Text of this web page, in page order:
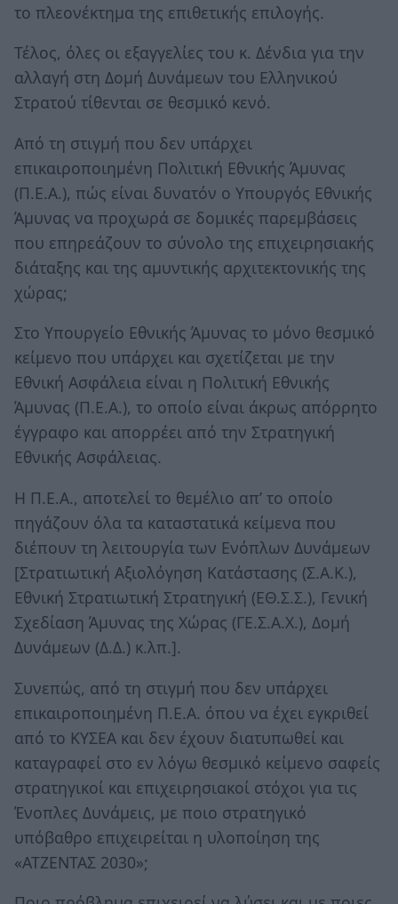
το πλεονέκτημα της επιθετικής επιλογής.
Τέλος, όλες οι εξαγγελίες του κ. Δένδια για την
αλλαγή στη Δομή Δυνάμεων του Ελληνικού
Στρατού τίθενται σε θεσμικό κενό.
Από τη στιγμή που δεν υπάρχει
επικαιροποιημένη Πολιτική Εθνικής Άμυνας
(Π.Ε.Α.), πώς είναι δυνατόν ο Υπουργός Εθνικής
Άμυνας να προχωρά σε δομικές παρεμβάσεις
που επηρεάζουν το σύνολο της επιχειρησιακής
διάταξης και της αμυντικής αρχιτεκτονικής της
χώρας;
Στο Υπουργείο Εθνικής Άμυνας το μόνο θεσμικό
κείμενο που υπάρχει και σχετίζεται με την
Εθνική Ασφάλεια είναι η Πολιτική Εθνικής
Άμυνας (Π.Ε.Α.), το οποίο είναι άκρως απόρρητο
έγγραφο και απορρέει από την Στρατηγική
Εθνικής Ασφάλειας.
Η Π.Ε.Α., αποτελεί το θεμέλιο απ’ το οποίο
πηγάζουν όλα τα καταστατικά κείμενα που
διέπουν τη λειτουργία των Ενόπλων Δυνάμεων
[Στρατιωτική Αξιολόγηση Κατάστασης (Σ.Α.Κ.),
Εθνική Στρατιωτική Στρατηγική (ΕΘ.Σ.Σ.), Γενική
Σχεδίαση Άμυνας της Χώρας (ΓΕ.Σ.Α.Χ.), Δομή
Δυνάμεων (Δ.Δ.) κ.λπ.].
Συνεπώς, από τη στιγμή που δεν υπάρχει
επικαιροποιημένη Π.Ε.Α. όπου να έχει εγκριθεί
από το ΚΥΣΕΑ και δεν έχουν διατυπωθεί και
καταγραφεί στο εν λόγω θεσμικό κείμενο σαφείς
στρατηγικοί και επιχειρησιακοί στόχοι για τις
Ένοπλες Δυνάμεις, με ποιο στρατηγικό
υπόβαθρο επιχειρείται η υλοποίηση της
«ΑΤΖΕΝΤΑΣ 2030»;